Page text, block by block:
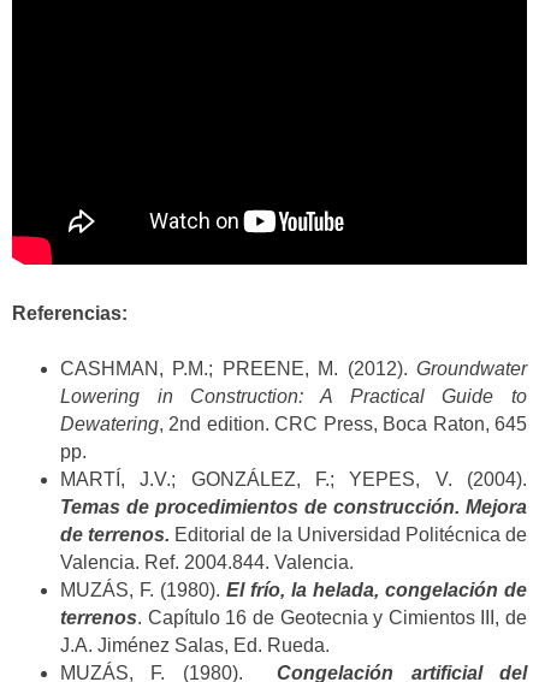
Referencias:
CASHMAN, P.M.; PREENE, M. (2012). Groundwater
Lowering in Construction: A Practical Guide to
Dewatering, 2nd edition. CRC Press, Boca Raton, 645
pp.
MARTÍ, J.V.; GONZÁLEZ, F.; YEPES, V. (2004).
Temas de procedimientos de construcción. Mejora
de terrenos. Editorial de la Universidad Politécnica de
Valencia. Ref. 2004.844. Valencia.
MUZÁS, F. (1980). El frío, la helada, congelación de
terrenos. Capítulo 16 de Geotecnia y Cimientos III, de
J.A. Jiménez Salas, Ed. Rueda.
MUZÁS, F. (1980).
Congelación artificial del